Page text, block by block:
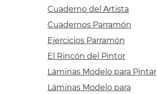
Cuaderno del Artista
Cuadernos Parramón
Ejercicios Parramón
El Rincón del Pintor
Láminas Modelo para Pintar
Láminas Modelo para